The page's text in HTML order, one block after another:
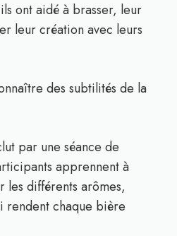
ont aidé à brasser, leur
leur création avec leurs
des subtilités de la
par une séance de
apprennent à
différents arômes,
rendent chaque bière